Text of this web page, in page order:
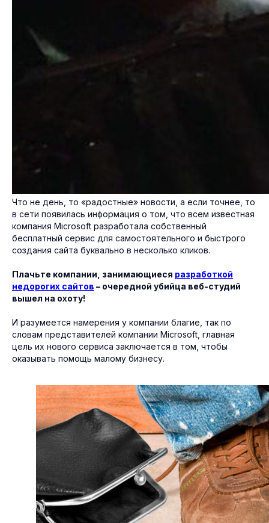
Что не день, то «радостные» новости, а если точнее, то
в сети появилась информация о том, что всем известная
компания Microsoft разработала собственный
бесплатный сервис для самостоятельного и быстрого
создания сайта буквально в несколько кликов.
Плачьте компании, занимающиеся разработкой
недорогих сайтов – очередной убийца веб-студий
вышел на охоту!
И разумеется намерения у компании благие, так по
словам представителей компании Microsoft, главная
цель их нового сервиса заключается в том, чтобы
оказывать помощь малому бизнесу.